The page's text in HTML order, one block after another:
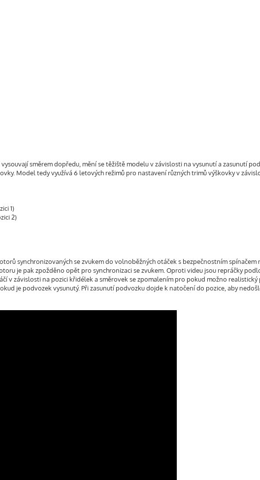
směrem dopředu, mění se těžiště modelu v závislosti na vysunutí a zasunutí
Model tedy využívá 6 letových režimů pro nastavení různých trimů výškovky v
1)
2)
synchronizovaných se zvukem do volnoběžných otáček s bezpečnostním spínačem
je pak zpožděno opět pro synchronizaci se zvukem. Oproti videu jsou repráčky
v závislosti na pozici křidélek a směrovek se zpomalením pro pokud možno realistický
je podvozek vysunutý. Při zasunutí podvozku dojde k natočení do pozice, aby